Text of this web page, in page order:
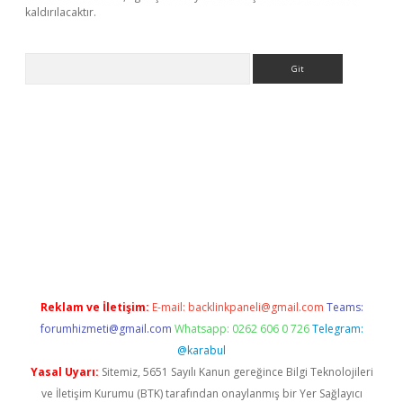
kaldırılacaktır.
Reklam ve İletişim: E-mail: backlinkpaneli@gmail.com Teams:
forumhizmeti@gmail.com Whatsapp: 0262 606 0 726 Telegram:
@karabul
Yasal Uyarı: Sitemiz, 5651 Sayılı Kanun gereğince Bilgi Teknolojileri
ve İletişim Kurumu (BTK) tarafından onaylanmış bir Yer Sağlayıcı